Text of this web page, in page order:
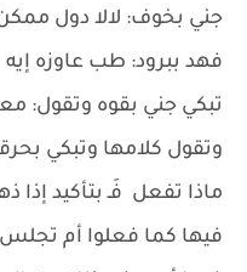
جني بخوف: لالا دول
فهد ببرود: طب عاوزه إيه
تبكي جني بقوه
وتقول كلامها وتبكي
ماذا تفعل فَـ بتأكيد
فيها كما فعلوا أم تجلس